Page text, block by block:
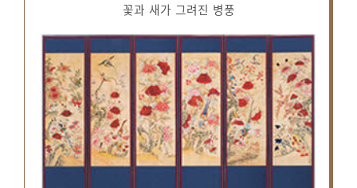
꽃과 새가 그려진 병풍